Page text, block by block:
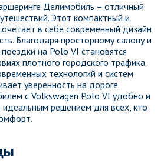
Делимобиль – отличный
Этот компактный и
в себе современный дизайн
Благодаря просторному салону и
на Polo VI становятся
плотного городского трафика.
технологий и систем
уверенность на дороге.
с Volkswagen Polo VI удобно и
идеальным решением для всех, кто